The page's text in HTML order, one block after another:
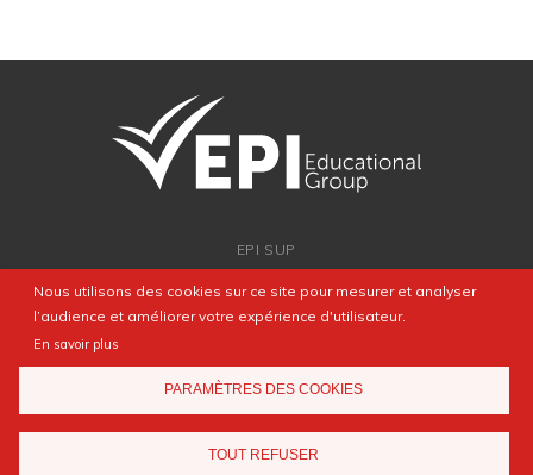
Nous utilisons des cookies sur ce site pour mesurer et analyser
l’audience et améliorer votre expérience d'utilisateur.
En savoir plus
PARAMÈTRES DES COOKIES
TOUT REFUSER
EPI SUP
PARTENARIATS
FAQ
CONTACT